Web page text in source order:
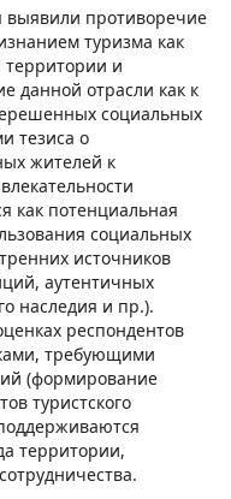
выявили противоречие
туризма как
территории и
данной отрасли как к
социальных
тезиса о
жителей к
как потенциальная
социальных
источников
аутентичных
наследия и пр.).
респондентов
требующими
(формирование
туристского
территории,